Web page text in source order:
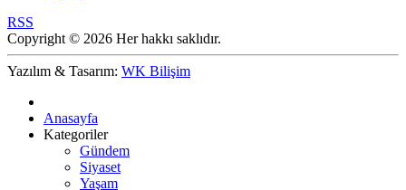
RSS
Copyright © 2026 Her hakkı saklıdır.
Yazılım & Tasarım: WK Bilişim
Anasayfa
Kategoriler
Gündem
Siyaset
Yaşam